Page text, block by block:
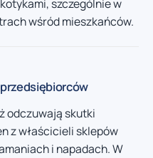
szczególnie w
wśród mieszkańców.
odczuwają skutki
z właścicieli sklepów
i napadach. W